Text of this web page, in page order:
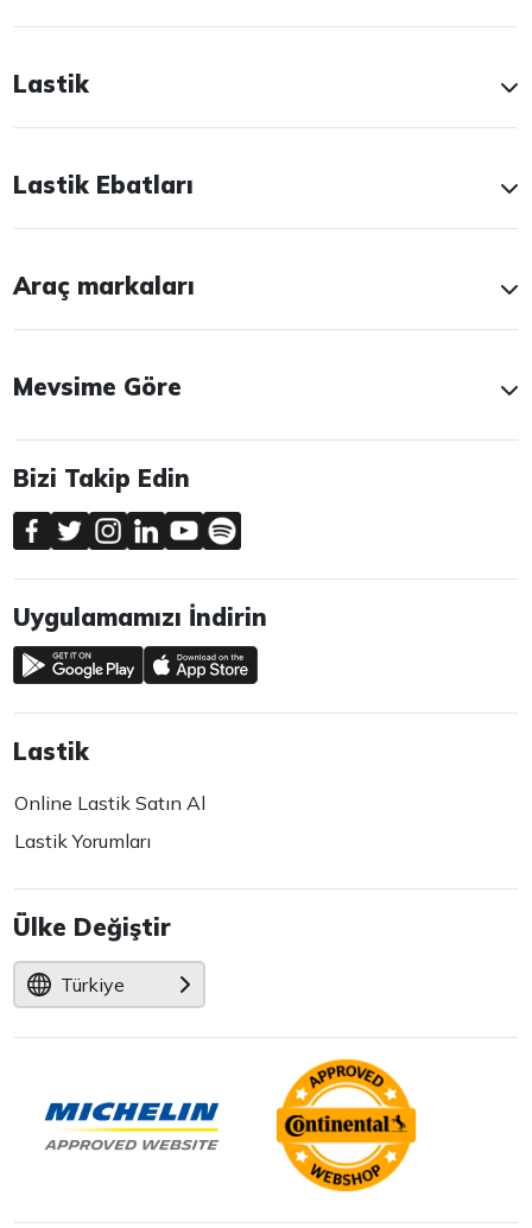
Lastik
Lastik Ebatları
Araç markaları
Mevsime Göre
Bizi Takip Edin
Uygulamamızı İndirin
Lastik
Online Lastik Satın Al
Lastik Yorumları
Ülke Değiştir
Türkiye